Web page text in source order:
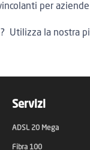
per
Utilizza la nostra
Servizi
ADSL 20 Mega
Fibra 100